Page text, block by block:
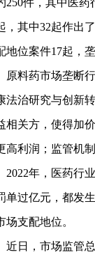
250件，其中医药
，其中32起作出
地位案件17起，
原料药市场垄断
法治研究与创新
相关方，使得加
高利润；监管机
2022年，医药行
单过亿元，都发
场支配地位。
近日，市场监管